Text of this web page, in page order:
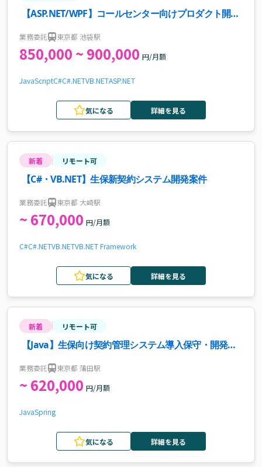
【ASP.NET/WPF】コールセンター向けプロダクト開発
業務委託 東京都 池袋駅
850,000 ~ 900,000 円/月額
JavaScriptC#C#.NETVB.NETASP.NET
気になる 詳細を見る
新着 リモート可
【C#・VB.NET】生保新契約システム開発案件
業務委託 東京都 大崎駅
~ 670,000 円/月額
C#C#.NETVB.NETVB.NET Framework
気になる 詳細を見る
新着 リモート可
【Java】生保向け契約管理システム導入保守・開発案
業務委託 東京都 蒲田駅
~ 620,000 円/月額
JavaSpring
気になる 詳細を見る